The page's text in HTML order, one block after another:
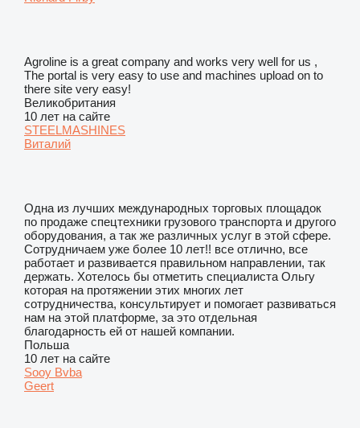
Agroline is a great company and works very well for us ,
The portal is very easy to use and machines upload on to
there site very easy!
Великобритания
10 лет на сайте
STEELMASHINES
Виталий
Одна из лучших международных торговых площадок
по продаже спецтехники грузового транспорта и другого
оборудования, а так же различных услуг в этой сфере.
Сотрудничаем уже более 10 лет!! все отлично, все
работает и развивается правильном направлении, так
держать. Хотелось бы отметить специалиста Ольгу
которая на протяжении этих многих лет
сотрудничества, консультирует и помогает развиваться
нам на этой платформе, за это отдельная
благодарность ей от нашей компании.
Польша
10 лет на сайте
Sooy Bvba
Geert